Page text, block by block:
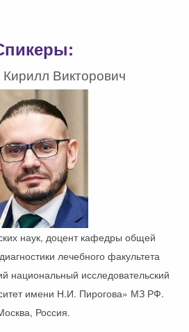
Викторович
наук, доцент кафедры общей
лечебного факультета
национальный исследовательский
имени Н.И. Пирогова» МЗ РФ.
Россия.